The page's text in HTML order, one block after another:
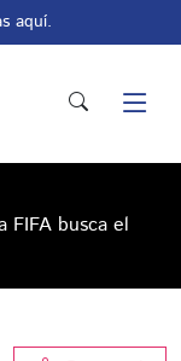
aquí.
FIFA busca el